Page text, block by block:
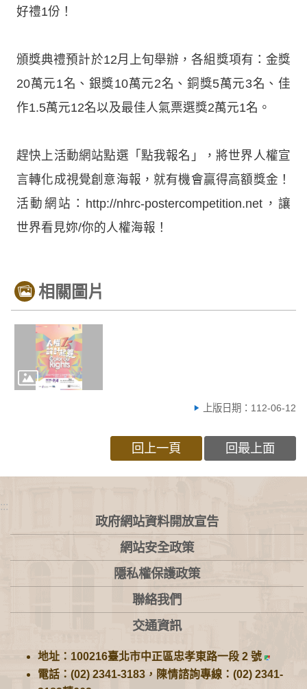
好禮1份！
頒獎典禮預計於12月上旬舉辦，各組獎項有：金獎
20萬元1名、銀獎10萬元2名、銅獎5萬元3名、佳
作1.5萬元12名以及最佳人氣票選獎2萬元1名。
趕快上活動網站點選「點我報名」，將世界人權宣
言轉化成視覺創意海報，就有機會贏得高額獎金！
活動網站：http://nhrc-postercompetition.net，讓
世界看見妳/你的人權海報！
相關圖片
上版日期：112-06-12
回上一頁 回最上面
:::
政府網站資料開放宣告
網站安全政策
隱私權保護政策
聯絡我們
交通資訊
地址：100216臺北市中正區忠孝東路一段 2 號
電話：(02) 2341-3183，陳情諮詢專線：(02) 2341-